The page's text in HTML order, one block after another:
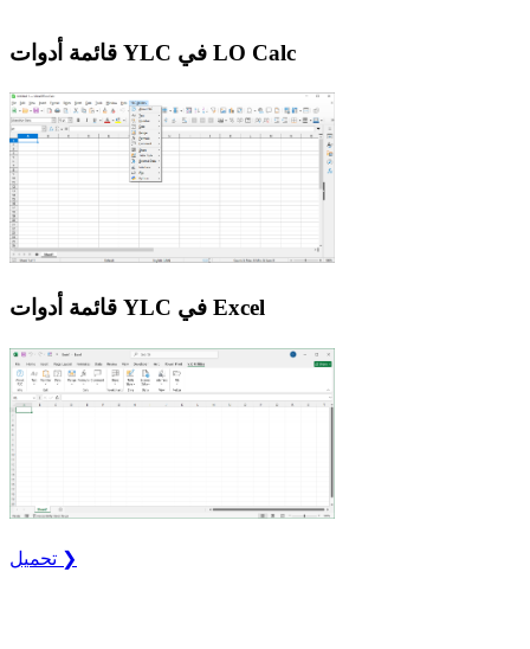
قائمة أدوات YLC في LO Calc
قائمة أدوات YLC في Excel
تحميل ❯